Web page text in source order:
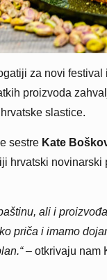
za novi festival
proizvoda
slastice.
sestre Kate
hrvatski
ali i
priča i imamo
– otkrivaju nam